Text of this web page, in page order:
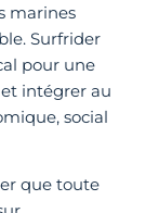
marines
Surfrider
pour une
intégrer au
social
que toute